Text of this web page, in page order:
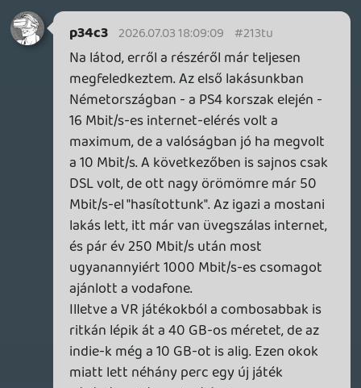
2026.07.03 17:10:59 #213th
Az 5-10 perc számomra még távoli álom a
vidéki netemmel. Sőt, a routertől sok fallal
elválasztott dolgozószobában töltöm* épp
a 40 GB-os Nathan Drake Collection-t
PS4-re és azt írja, 18 óra van hátra belőle
úgy, hogy az egyharmada már lejött.
Szóval ja... (Ez mondjuk egy szélsőséges
példa, ennyire azért nem lassú a
nappaliban és ide is tervezek behúzni egy
UTP kábelt.)
*Fogalmam sincs, miért nem lemezről
telepítettem (az volt az első dobozos
címem PS4-re, később a karantén ideje
alatt ingyen odaadták digitálisan), de a
háttérben lecsorgott annyi, hogy el
tudtam kezdeni játszani vele, szóval nem
érdekel különösebben, mikor végez.
Legalábbis addig, amíg enged
továbbhaladni.